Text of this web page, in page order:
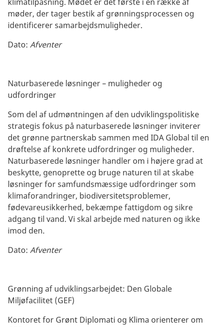
møder, der tager bestik af grønningsprocessen og
identificerer samarbejdsmuligheder.
Dato: Afventer
Naturbaserede løsninger – muligheder og
udfordringer
Som del af udmøntningen af den udviklingspolitiske
strategis fokus på naturbaserede løsninger inviterer
det grønne partnerskab sammen med IDA Global til en
drøftelse af konkrete udfordringer og muligheder.
Naturbaserede løsninger handler om i højere grad at
beskytte, genoprette og bruge naturen til at skabe
løsninger for samfundsmæssige udfordringer som
klimaforandringer, biodiversitetsproblemer,
fødevareusikkerhed, bekæmpe fattigdom og sikre
adgang til vand. Vi skal arbejde med naturen og ikke
imod den.
Dato: Afventer
Grønning af udviklingsarbejdet: Den Globale
Miljøfacilitet (GEF)
Kontoret for Grønt Diplomati og Klima orienterer om